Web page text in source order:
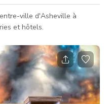
ville d'Asheville à
et hôtels.